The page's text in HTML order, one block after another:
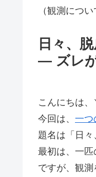
（観測につ
日々、
― ズレ
こんにちは
今回は、 一つ
題名は「日々
最初は、一匹
ですが、観測